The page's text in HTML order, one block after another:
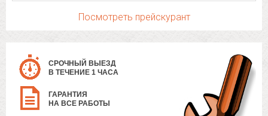
Посмотреть прейскурант
СРОЧНЫЙ ВЫЕЗД
В ТЕЧЕНИЕ 1 ЧАСА
ГАРАНТИЯ
НА ВСЕ РАБОТЫ